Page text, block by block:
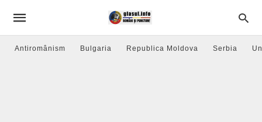
Antiromânism Bulgaria Republica Moldova Serbia